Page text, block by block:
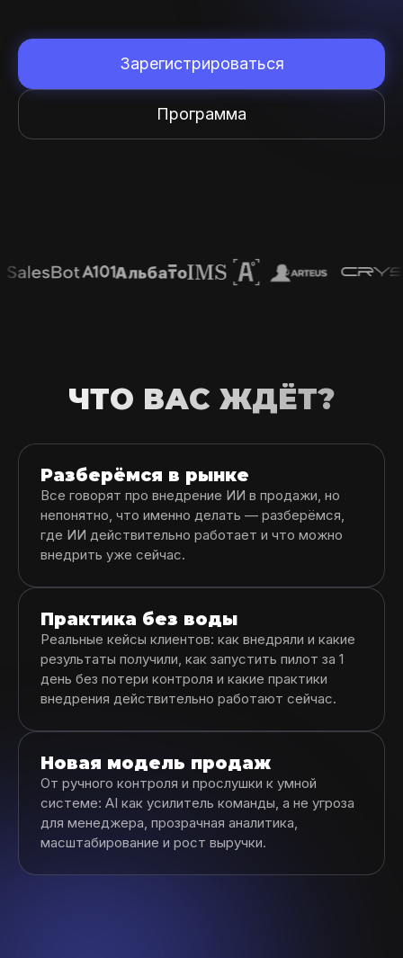
Зарегистрироваться
Программа
ЧТО ВАС ЖДЁТ?
Разберёмся в рынке
Все говорят про внедрение ИИ в продажи, но
непонятно, что именно делать — разберёмся,
где ИИ действительно работает и что можно
внедрить уже сейчас.
Практика без воды
Реальные кейсы клиентов: как внедряли и какие
результаты получили, как запустить пилот за 1
день без потери контроля и какие практики
внедрения действительно работают сейчас.
Новая модель продаж
От ручного контроля и прослушки к умной
системе: AI как усилитель команды, а не угроза
для менеджера, прозрачная аналитика,
масштабирование и рост выручки.